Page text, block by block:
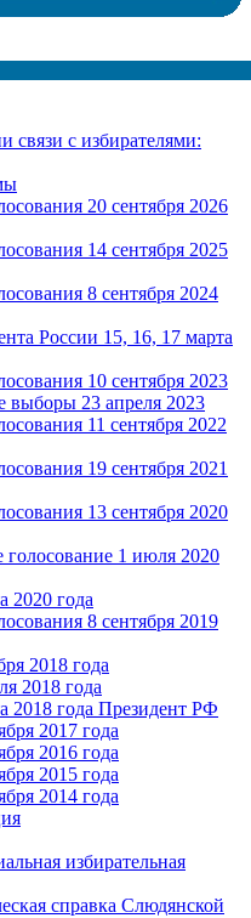
связи с избирателями:
20 сентября 2026
14 сентября 2025
8 сентября 2024
России 15, 16, 17 марта
10 сентября 2023
выборы 23 апреля 2023
11 сентября 2022
19 сентября 2021
13 сентября 2020
голосование 1 июля 2020
2020 года
8 сентября 2019
2018 года
2018 года
2018 года Президент РФ
2017 года
2016 года
2015 года
2014 года
избирательная
справка Слюдянской